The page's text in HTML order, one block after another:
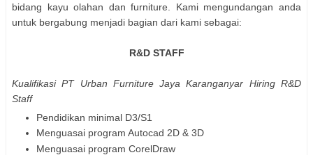
bidang kayu olahan dan furniture. Kami mengundangan anda
untuk bergabung menjadi bagian dari kami sebagai:
R&D STAFF
KualifikasiPT Urban Furniture Jaya Karanganyar Hiring R&D
Staff
Pendidikan minimal D3/S1
Menguasai program Autocad 2D & 3D
Menguasai program CorelDraw